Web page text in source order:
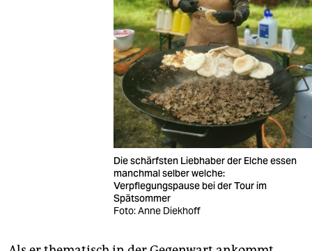
Die schärfsten Liebhaber der Elche essen
manchmal selber welche:
Verpflegungspause bei der Tour im
Spätsommer
Foto: Anne Diekhoff